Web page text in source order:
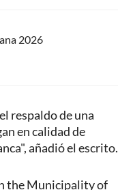
2026
respaldo de una
en calidad de
añadió el escrito.
the Municipality of